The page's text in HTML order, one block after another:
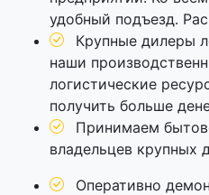
удобный подъезд.
Крупные дилеры
наши
логистические
получить больше
Принимаем
владельцев крупных
Оперативно